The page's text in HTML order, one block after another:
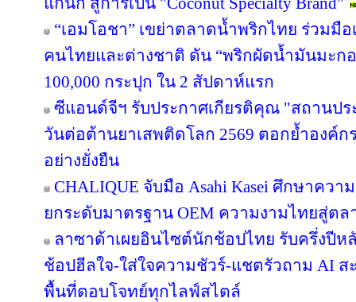
“เอมโอชา” เขย่าตลาดน้ำพริกไทย ร่วมมื
คนไทยและต่างชาติ ดัน “พริกผัดน้ำมันมะก
100,000 กระปุก ใน 2 สัปดาห์แรก
ซีแอนด์จีฯ รับประกาศเกียรติคุณ "สถานป
วันต่อต้านยาเสพติดโลก 2569 ตอกย้ำองค์
อย่างยั่งยืน
CHALIQUE จับมือ Asahi Kasei ศึกษาคว
ยกระดับมาตรฐาน OEM ความงามไทยสู่ตล
ลาซาด้าเผยอินไซต์นักช้อปไทย รับครึ่งปีห
ช้อปฮีลใจ-ใส่ใจความชัวร์-แชตรัวถาม AI
พื้นที่ตอบโจทย์ทุกไลฟ์สไตล์